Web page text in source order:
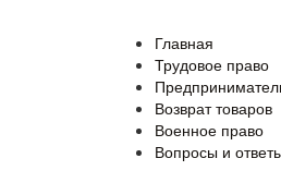
Главная
Трудовое право
Возврат товаров
Военное право
Вопросы и